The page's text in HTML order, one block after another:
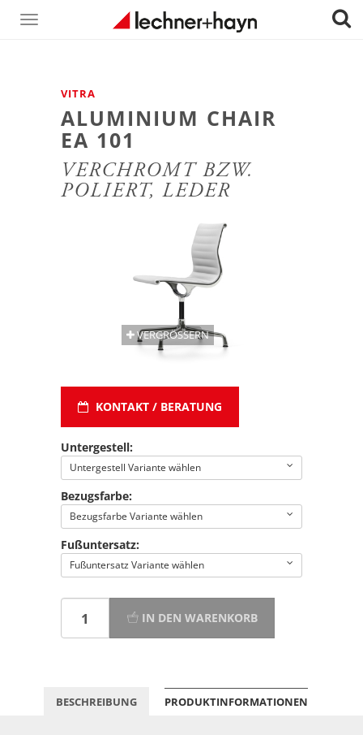
Toggle
VITRA
ALUMINIUM CHAIR
EA 101
VERCHROMT BZW.
POLIERT, LEDER
VERGRÖSSERN
KONTAKT / BERATUNG
Untergestell:
Untergestell Variante wählen
Bezugsfarbe:
Bezugsfarbe Variante wählen
Fußuntersatz:
Fußuntersatz Variante wählen
IN DEN WARENKORB
BESCHREIBUNG PRODUKTINFORMATIONEN